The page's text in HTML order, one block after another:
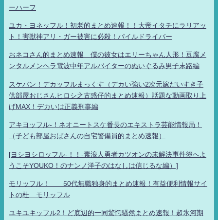
ーハーフ
ユカ・ヨネッフル！初老的まとめ速報！！大帝イタチにラリアッ
ト！害獣神アリ・ガー被害に必殺！パイルドライバー
おネコさん的まとめ速報 僕の彼女はエリーちゃん人形！豆腐メ
ンタルメンヘラ電波中年アルバイターのぬいぐるみ男子末路編
スケバン！デカッフルまっくす（デカい強い2次元嫁だいすき子
供部屋おじさんヒロシ之古惑仔的まとめ速報）話題な動画取り上
げMAX！デカいは正義刑事編
アキヨッフル-！ネオニートスケ番長のエキストラ芸能情報局！
（子ども部屋おばさんの自宅警備員的まとめ速報）
[ヨシヨシロッフル-！！-素浪人勇者カツオンの未解決事件簿へよ
うこそYOUKO！のナンノ洋子のはなしは信じるな編）]
モリッフル！ 50代無職独身的まとめ速報！有益便利情報サイ
トの杜 モリッフル
ユキユキッフル2！ど底辺的一同驚愕騒然まとめ速報！超氷河期